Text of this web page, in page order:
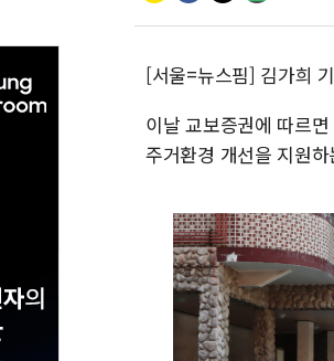
[서울=뉴스핌] 김가희
이날 교보증권에 따르
주거환경 개선을 지원